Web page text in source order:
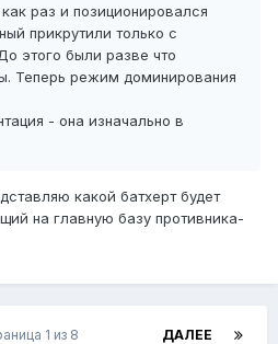
раз и позиционировался
прикрутили только с
этого были разве что
Теперь режим доминирования
- она изначально в
какой батхерт будет
на главную базу противника-
ДАЛЕЕ
1 из 8